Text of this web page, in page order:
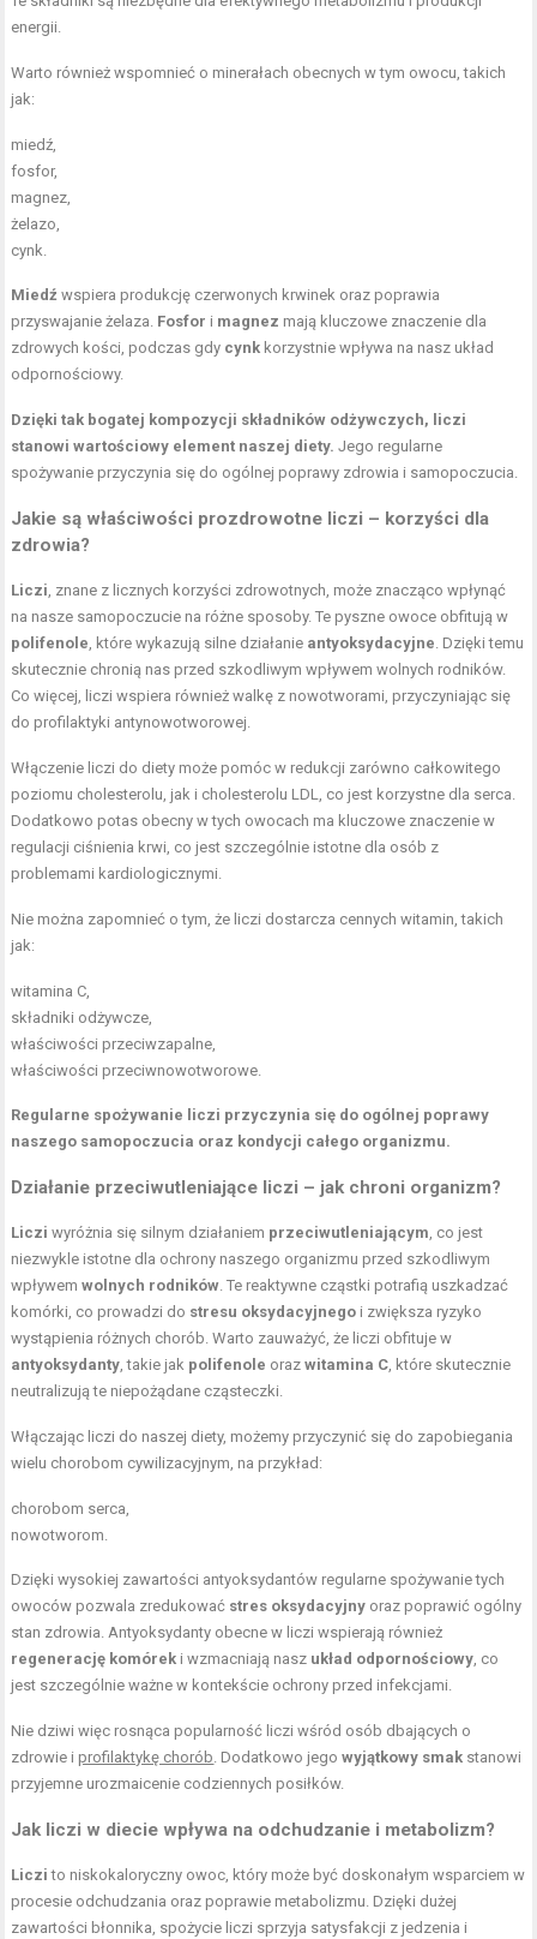
energii.
Warto również wspomnieć o minerałach obecnych w tym owocu, takich
jak:
miedź,
fosfor,
magnez,
żelazo,
cynk.
Miedź wspiera produkcję czerwonych krwinek oraz poprawia
przyswajanie żelaza. Fosfor i magnez mają kluczowe znaczenie dla
zdrowych kości, podczas gdy cynk korzystnie wpływa na nasz układ
odpornościowy.
Dzięki tak bogatej kompozycji składników odżywczych, liczi
stanowi wartościowy element naszej diety. Jego regularne
spożywanie przyczynia się do ogólnej poprawy zdrowia i samopoczucia.
Jakie są właściwości prozdrowotne liczi – korzyści dla
zdrowia?
Liczi, znane z licznych korzyści zdrowotnych, może znacząco wpłynąć
na nasze samopoczucie na różne sposoby. Te pyszne owoce obfitują w
polifenole, które wykazują silne działanie antyoksydacyjne. Dzięki temu
skutecznie chronią nas przed szkodliwym wpływem wolnych rodników.
Co więcej, liczi wspiera również walkę z nowotworami, przyczyniając się
do profilaktyki antynowotworowej.
Włączenie liczi do diety może pomóc w redukcji zarówno całkowitego
poziomu cholesterolu, jak i cholesterolu LDL, co jest korzystne dla serca.
Dodatkowo potas obecny w tych owocach ma kluczowe znaczenie w
regulacji ciśnienia krwi, co jest szczególnie istotne dla osób z
problemami kardiologicznymi.
Nie można zapomnieć o tym, że liczi dostarcza cennych witamin, takich
jak:
witamina C,
składniki odżywcze,
właściwości przeciwzapalne,
właściwości przeciwnowotworowe.
Regularne spożywanie liczi przyczynia się do ogólnej poprawy
naszego samopoczucia oraz kondycji całego organizmu.
Działanie przeciwutleniające liczi – jak chroni organizm?
Liczi wyróżnia się silnym działaniem przeciwutleniającym, co jest
niezwykle istotne dla ochrony naszego organizmu przed szkodliwym
wpływemwolnych rodników. Te reaktywne cząstki potrafią uszkadzać
komórki, co prowadzi do stresu oksydacyjnego i zwiększa ryzyko
wystąpienia różnych chorób. Warto zauważyć, że liczi obfituje w
antyoksydanty, takie jak polifenole orazwitamina C, które skutecznie
neutralizują te niepożądane cząsteczki.
Włączając liczi do naszej diety, możemy przyczynić się do zapobiegania
wielu chorobom cywilizacyjnym, na przykład:
chorobom serca,
nowotworom.
Dzięki wysokiej zawartości antyoksydantów regularne spożywanie tych
owoców pozwala zredukować stres oksydacyjny oraz poprawić ogólny
stan zdrowia. Antyoksydanty obecne w liczi wspierają również
regenerację komórek i wzmacniają nasz układ odpornościowy, co
jest szczególnie ważne w kontekście ochrony przed infekcjami.
Nie dziwi więc rosnąca popularność liczi wśród osób dbających o
zdrowie i profilaktykę chorób. Dodatkowo jegowyjątkowy smak stanowi
przyjemne urozmaicenie codziennych posiłków.
Jak liczi w diecie wpływa na odchudzanie i metabolizm?
Liczi to niskokaloryczny owoc, który może być doskonałym wsparciem w
procesie odchudzania oraz poprawie metabolizmu. Dzięki dużej
zawartości błonnika, spożycie liczi sprzyja satysfakcji z jedzenia i